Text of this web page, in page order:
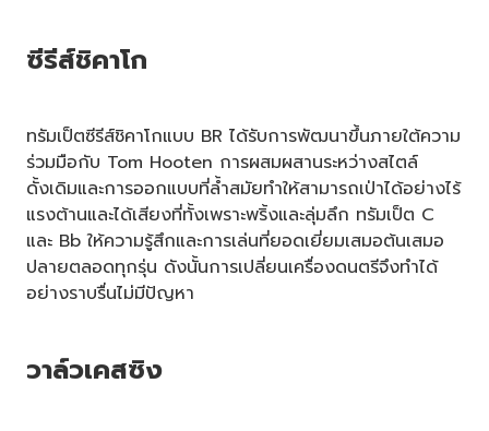
ซีรีส์ชิคาโก
ทรัมเป็ตซีรีส์ชิคาโกแบบ BR ได้รับการพัฒนาขึ้นภายใต้ความ
ร่วมมือกับ Tom Hooten การผสมผสานระหว่างสไตล์
ดั้งเดิมและการออกแบบที่ล้ำสมัยทำให้สามารถเป่าได้อย่างไร้
แรงต้านและได้เสียงที่ทั้งเพราะพริ้งและลุ่มลึก ทรัมเป็ต C
และ Bb ให้ความรู้สึกและการเล่นที่ยอดเยี่ยมเสมอต้นเสมอ
ปลายตลอดทุกรุ่น ดังนั้นการเปลี่ยนเครื่องดนตรีจึงทำได้
อย่างราบรื่นไม่มีปัญหา
วาล์วเคสซิง